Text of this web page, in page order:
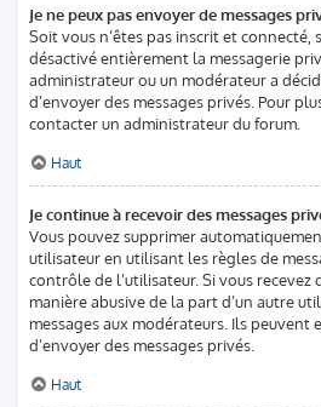
Je ne peux pas envoyer de messages
Soit vous n’êtes pas inscrit et connecté,
désactivé entièrement la messagerie
administrateur ou un modérateur a
d’envoyer des messages privés. Pour
contacter un administrateur du forum.
Haut
Je continue à recevoir des messages
Vous pouvez supprimer
utilisateur en utilisant les règles de
contrôle de l’utilisateur. Si vous recevez
manière abusive de la part d’un autre
messages aux modérateurs. Ils peuvent
d’envoyer des messages privés.
Haut